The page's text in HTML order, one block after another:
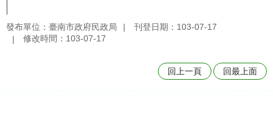
發布單位：臺南市政府民政局
刊登日期：103-07-17
修改時間：103-07-17
回上一頁 回最上面